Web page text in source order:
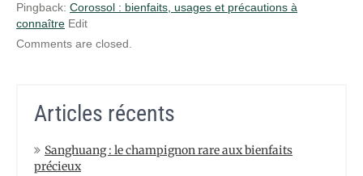
Pingback: Corossol : bienfaits, usages et précautions à
connaître Edit
Comments are closed.
Articles récents
Sanghuang : le champignon rare aux bienfaits
précieux